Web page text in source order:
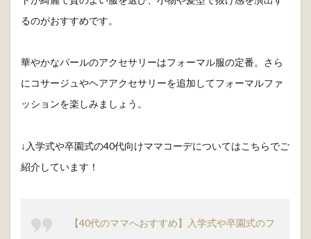
るのがおすすめです。
華やかなパールのアクセサリーはフォーマル服の定番。さら
にコサージュやヘアアクセサリーを追加してフォーマルファ
ッションを楽しみましょう。
↓入学式や卒園式の40代向けママコーデについてはこちらでご
紹介しています！